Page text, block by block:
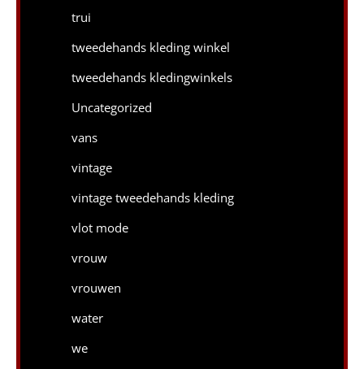
trui
tweedehands kleding winkel
tweedehands kledingwinkels
Uncategorized
vans
vintage
vintage tweedehands kleding
vlot mode
vrouw
vrouwen
water
we